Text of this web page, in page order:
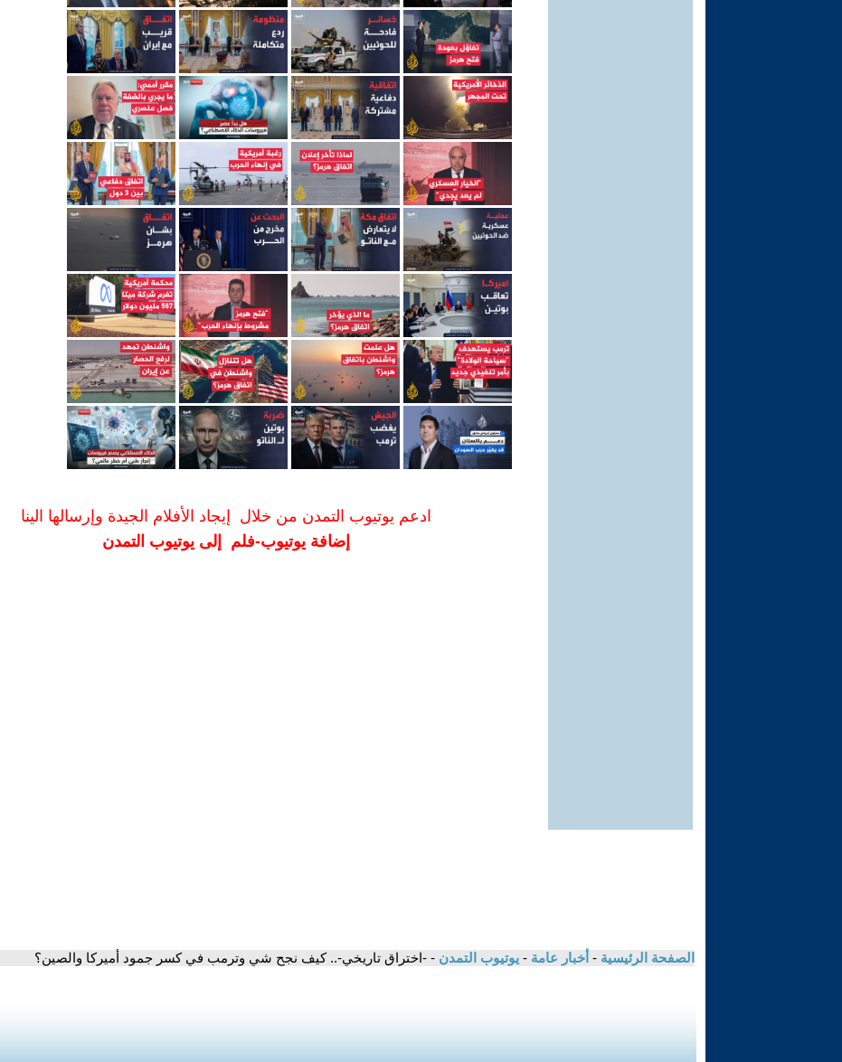
ادعم يوتيوب التمدن من خلال إيجاد الأفلام الجيدة وإرسالها الينا
إضافة يوتيوب-فلم إلى يوتيوب التمدن
الصفحة الرئيسية - أخبار عامة - يوتيوب التمدن - -اختراق تاريخي-.. كيف نجح شي وترمب في كسر جمود أميركا والصين؟